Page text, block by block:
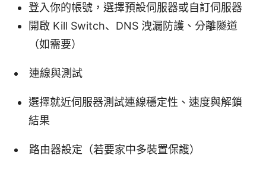
登入你的帳號，選擇預設伺服器或自訂伺服器
開啟 Kill Switch、DNS 洩漏防護、分離隧道
（如需要）
連線與測試
選擇就近伺服器測試連線穩定性、速度與解鎖
結果
路由器設定（若要家中多裝置保護）